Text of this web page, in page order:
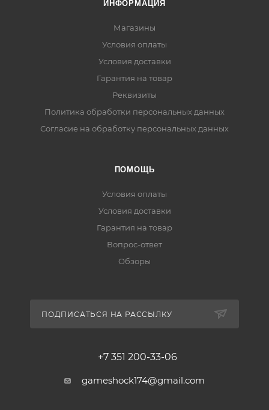
ИНФОРМАЦИЯ
Магазины
Условия оплаты
Условия доставки
Гарантия на товар
Реквизиты
Политика обработки персональных данных
Согласие на обработку персональных данных
ПОМОЩЬ
Условия оплаты
Условия доставки
Гарантия на товар
Вопрос-ответ
Обзоры
ПОДПИСАТЬСЯ НА РАССЫЛКУ
+7 351 200-33-06
gameshock174@gmail.com